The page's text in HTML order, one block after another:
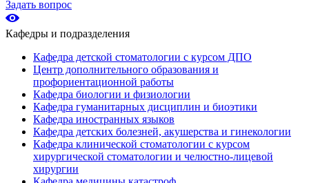
Задать вопрос
Кафедры и подразделения
Кафедра детской стоматологии с курсом ДПО
Центр дополнительного образования и
профориентационной работы
Кафедра биологии и физиологии
Кафедра гуманитарных дисциплин и биоэтики
Кафедра иностранных языков
Кафедра детских болезней, акушерства и гинекологии
Кафедра клинической стоматологии с курсом
хирургической стоматологии и челюстно-лицевой
хирургии